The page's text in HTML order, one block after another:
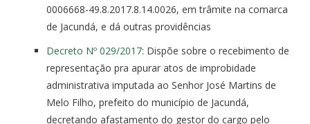
0006668-49.8.2017.8.14.0026, em trâmite na comarca
de Jacundá, e dá outras providências
Decreto Nº 029/2017: Dispõe sobre o recebimento de
representação pra apurar atos de improbidade
administrativa imputada ao Senhor José Martins de
Melo Filho, prefeito do município de Jacundá,
decretando afastamento do gestor do cargo pelo